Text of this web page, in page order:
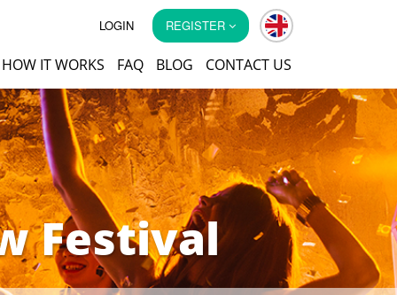
LOGIN REGISTER
HOW IT WORKS FAQ BLOG CONTACT US
Festival